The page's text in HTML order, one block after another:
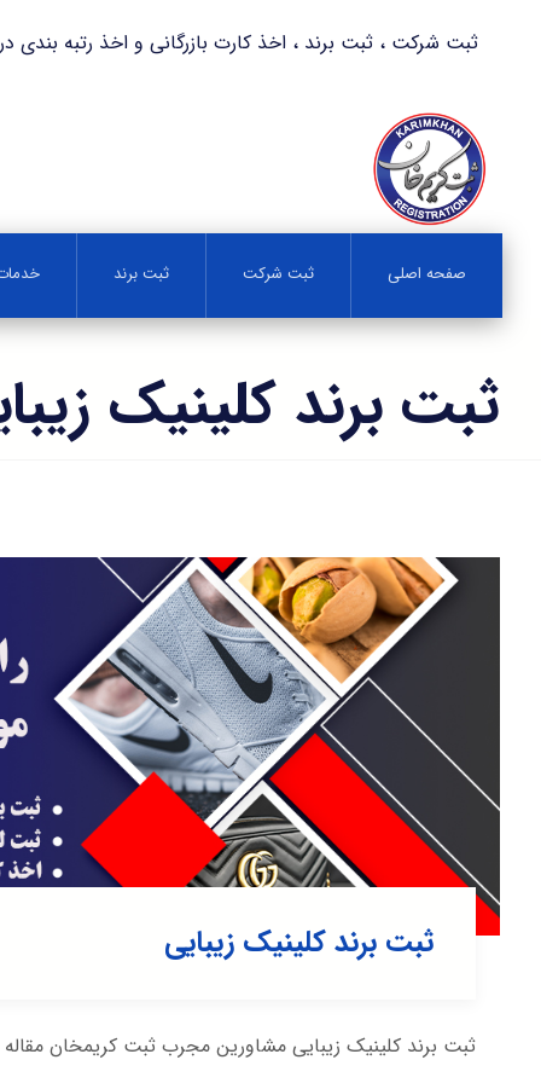
ثبت شرکت ، ثبت برند ، اخذ کارت بازرگانی و اخذ رتبه بندی در کمترین
صفحه اصلی ثبت شرکت ثبت برند
ثبت برند کلینیک
ثبت برند کلینیک زیبایی
ثبت برند کلینیک زیبایی مشاورین مجرب ثبت کریمخان